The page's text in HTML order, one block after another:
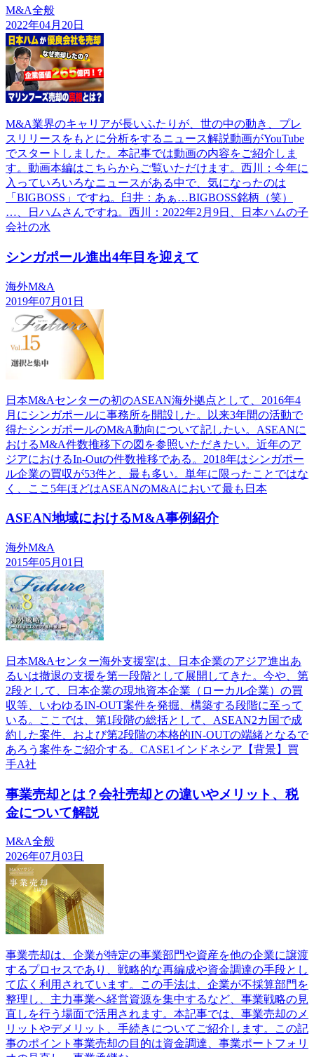
M&A全般
2022年04月20日
M&A業界のキャリアが長いふたりが、世の中の動き、プレ
スリリースをもとに分析をするニュース解説動画がYouTube
でスタートしました。本記事では動画の内容をご紹介しま
す。動画本編はこちらからご覧いただけます。西川：今年に
入っていろいろなニュースがある中で、気になったのは
「BIGBOSS」ですね。臼井：あぁ…BIGBOSS銘柄（笑）
…、日ハムさんですね。西川：2022年2月9日、日本ハムの子
会社の水
シンガポール進出4年目を迎えて
海外M&A
2019年07月01日
日本M&Aセンターの初のASEAN海外拠点として、2016年4
月にシンガポールに事務所を開設した。以来3年間の活動で
得たシンガポールのM&A動向について記したい。ASEANに
おけるM&A件数推移下の図を参照いただきたい。近年のア
ジアにおけるIn-Outの件数推移である。2018年はシンガポー
ル企業の買収が53件と、最も多い。単年に限ったことではな
く、ここ5年ほどはASEANのM&Aにおいて最も日本
ASEAN地域におけるM&A事例紹介
海外M&A
2015年05月01日
日本M&Aセンター海外支援室は、日本企業のアジア進出あ
るいは撤退の支援を第一段階として展開してきた。今や、第
2段として、日本企業の現地資本企業（ローカル企業）の買
収等、いわゆるIN-OUT案件を発掘、構築する段階に至って
いる。ここでは、第1段階の総括として、ASEAN2カ国で成
約した案件、および第2段階の本格的IN-OUTの端緒となるで
あろう案件をご紹介する。CASE1インドネシア【背景】買
手A社
事業売却とは？会社売却との違いやメリット、税
金について解説
M&A全般
2026年07月03日
事業売却は、企業が特定の事業部門や資産を他の企業に譲渡
するプロセスであり、戦略的な再編成や資金調達の手段とし
て広く利用されています。この手法は、企業が不採算部門を
整理し、主力事業へ経営資源を集中するなど、事業戦略の見
直しを行う場面で活用されます。本記事では、事業売却のメ
リットやデメリット、手続きについてご紹介します。この記
事のポイント事業売却の目的は資金調達、事業ポートフォリ